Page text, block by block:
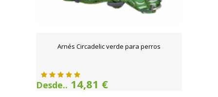
Arnés Circadelic verde para perros
Desde.. 14,81 €